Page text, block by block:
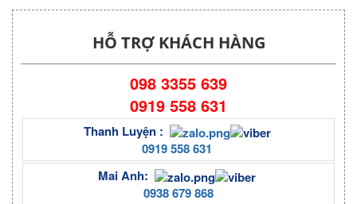
HỖ TRỢ KHÁCH HÀNG
098 3355 639
0919 558 631
Thanh Luyện :
0919 558 631
Mai Anh:
0938 679 868